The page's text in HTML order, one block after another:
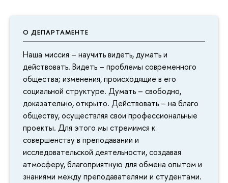
О ДЕПАРТАМЕНТЕ
Наша миссия – научить видеть, думать и
действовать. Видеть – проблемы современного
общества; изменения, происходящие в его
социальной структуре. Думать – свободно,
доказательно, открыто. Действовать – на благо
обществу, осуществляя свои профессиональные
проекты. Для этого мы стремимся к
совершенству в преподавании и
исследовательской деятельности, создавая
атмосферу, благоприятную для обмена опытом и
знаниями между преподавателями и студентами.